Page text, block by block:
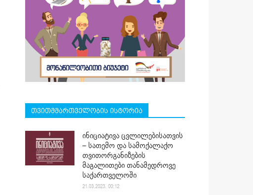
თვითმმართველობის ისტორია
ინიციატივა ცვლილებისათვის
– სათემო და სამოქალაქო
თვითორგანიზების
მაგალითები თანამედროვე
საქართველოში
21.03.2023. 00:12